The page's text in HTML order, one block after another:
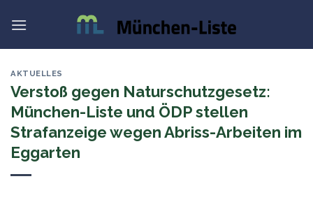
AKTUELLES
Verstoß gegen Naturschutzgesetz:
München-Liste und ÖDP stellen
Strafanzeige wegen Abriss-Arbeiten im
Eggarten